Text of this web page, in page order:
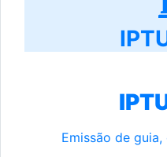
Emissão de